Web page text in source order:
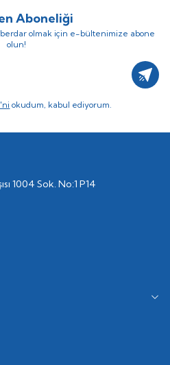
Aboneliği
olmak için e-bültenimize abone
olun!
okudum, kabul ediyorum.
1004 Sok. No:1 P14